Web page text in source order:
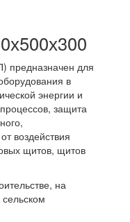
для
в
энергии и
защита
воздействия
щитов, щитов
на